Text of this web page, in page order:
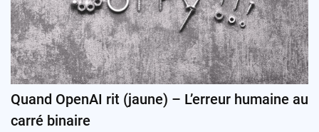
Quand OpenAI rit (jaune) – L’erreur humaine au
carré binaire